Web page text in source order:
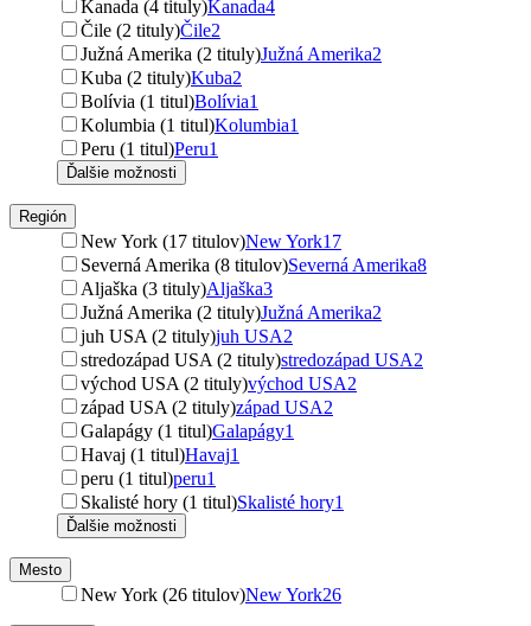
Kanada (4 tituly)Kanada4
Čile (2 tituly)Čile2
Južná Amerika (2 tituly)Južná Amerika2
Kuba (2 tituly)Kuba2
Bolívia (1 titul)Bolívia1
Kolumbia (1 titul)Kolumbia1
Peru (1 titul)Peru1
Ďalšie možnosti
Región
New York (17 titulov)New York17
Severná Amerika (8 titulov)Severná Amerika8
Aljaška (3 tituly)Aljaška3
Južná Amerika (2 tituly)Južná Amerika2
juh USA (2 tituly)juh USA2
stredozápad USA (2 tituly)stredozápad USA2
východ USA (2 tituly)východ USA2
západ USA (2 tituly)západ USA2
Galapágy (1 titul)Galapágy1
Havaj (1 titul)Havaj1
peru (1 titul)peru1
Skalisté hory (1 titul)Skalisté hory1
Ďalšie možnosti
Mesto
New York (26 titulov)New York26